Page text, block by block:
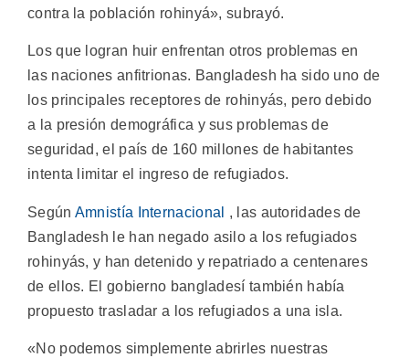
contra la población rohinyá», subrayó.
Los que logran huir enfrentan otros problemas en
las naciones anfitrionas. Bangladesh ha sido uno de
los principales receptores de rohinyás, pero debido
a la presión demográfica y sus problemas de
seguridad, el país de 160 millones de habitantes
intenta limitar el ingreso de refugiados.
Según Amnistía Internacional
, las autoridades de
Bangladesh le han negado asilo a los refugiados
rohinyás, y han detenido y repatriado a centenares
de ellos. El gobierno bangladesí también había
propuesto trasladar a los refugiados a una isla.
«No podemos simplemente abrirles nuestras